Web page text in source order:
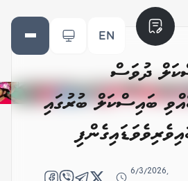
EN
ދުވަސް
ބައިސްކަލް ބުރުގައި
6/3/2026,